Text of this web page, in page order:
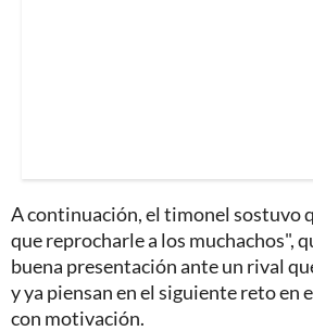
A continuación, el timonel sostuvo
que reprocharle a los muchachos",
buena presentación ante un rival
y ya piensan en el siguiente reto en
con motivación.